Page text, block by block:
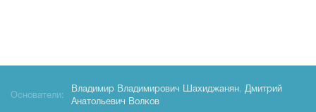
Основатели:
Владимир Владимирович Шахиджанян, Дмитрий
Анатольевич Волков